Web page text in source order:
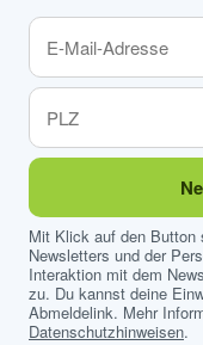
Mit Klick auf den Button
Newsletters und der
Interaktion mit dem
zu. Du kannst deine
Abmeldelink. Mehr
Datenschutzhinweisen.